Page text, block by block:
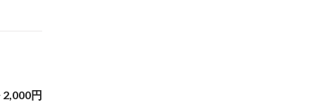
2,000円